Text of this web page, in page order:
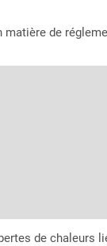
de
de chaleurs